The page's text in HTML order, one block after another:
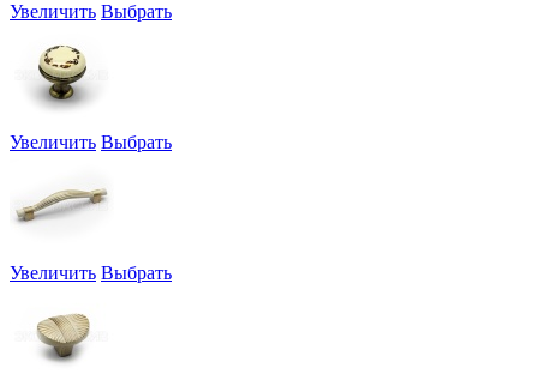
Увеличить Выбрать
Увеличить Выбрать
Увеличить Выбрать